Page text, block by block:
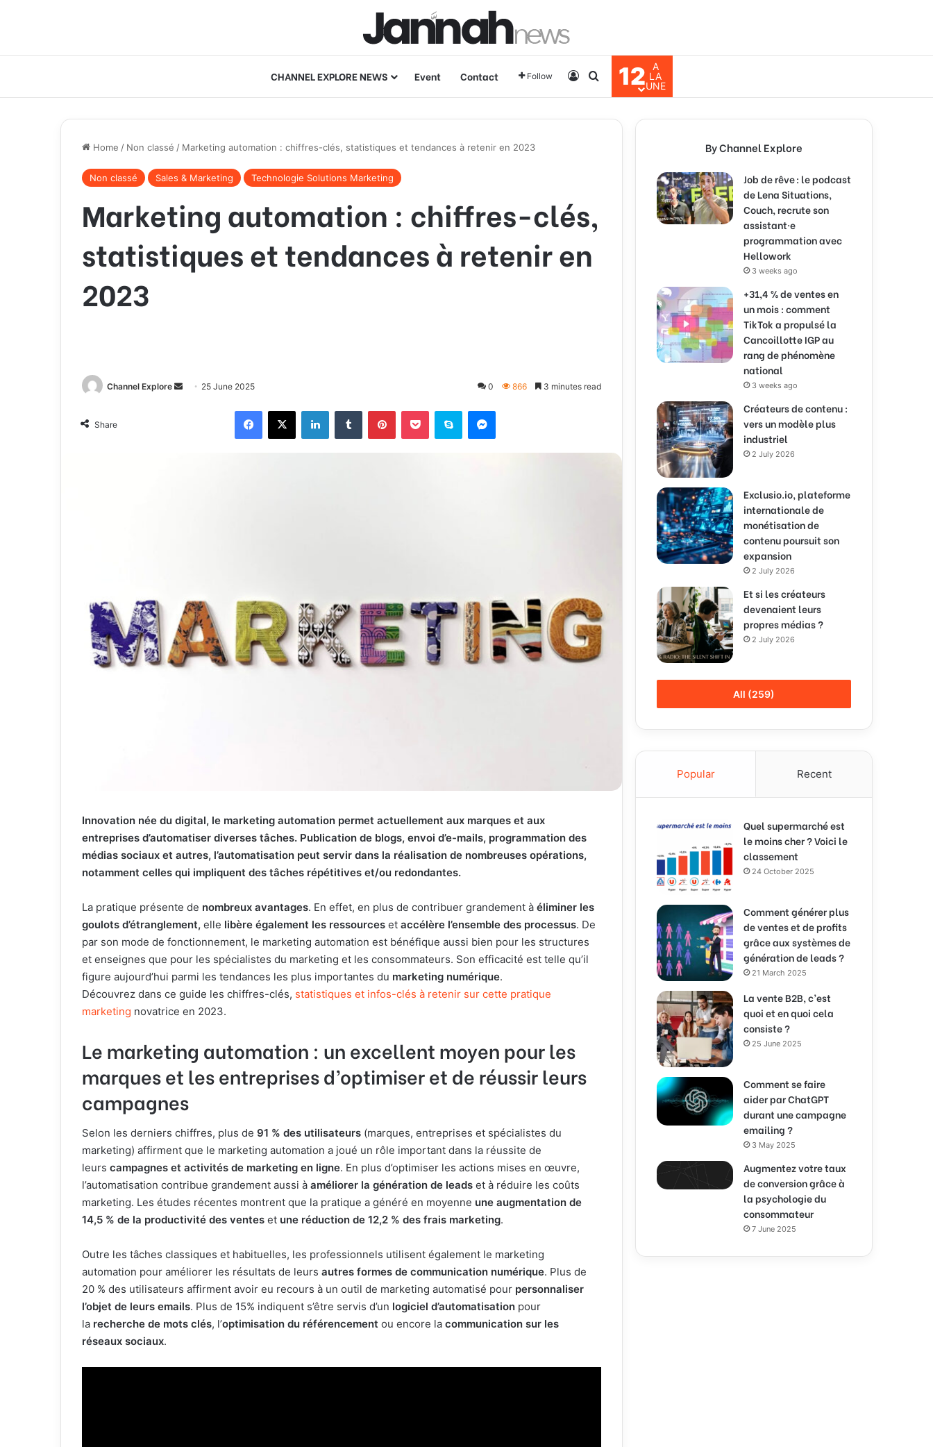
CHANNEL EXPLORE NEWS Event Contact Follow Log InSearch for
12
A
LA
UNE
Home / Non classé / Marketing automation : chiffres-clés, statistiques et tendances à retenir en 2023
Non classé Sales & Marketing Technologie Solutions Marketing
Marketing automation : chiffres-clés,
statistiques et tendances à retenir en
2023
Channel Explore 25 June 2025 0 866 3 minutes read
Share
Innovation née du digital, le marketing automation permet actuellement aux marques et aux
entreprises d’automatiser diverses tâches. Publication de blogs, envoi d’e-mails, programmation des
médias sociaux et autres, l’automatisation peut servir dans la réalisation de nombreuses opérations,
notamment celles qui impliquent des tâches répétitives et/ou redondantes.
La pratique présente de nombreux avantages. En effet, en plus de contribuer grandement à éliminer les
goulots d’étranglement, elle libère également les ressources et accélère l’ensemble des processus. De
par son mode de fonctionnement, le marketing automation est bénéfique aussi bien pour les structures
et enseignes que pour les spécialistes du marketing et les consommateurs. Son efficacité est telle qu’il
figure aujourd’hui parmi les tendances les plus importantes du marketing numérique.
Découvrez dans ce guide les chiffres-clés, statistiques et infos-clés à retenir sur cette pratique
marketing novatrice en 2023.
Le marketing automation : un excellent moyen pour les
marques et les entreprises d’optimiser et de réussir leurs
campagnes
Selon les derniers chiffres, plus de 91 % des utilisateurs (marques, entreprises et spécialistes du
marketing) affirment que le marketing automation a joué un rôle important dans la réussite de
leurs campagnes et activités de marketing en ligne. En plus d’optimiser les actions mises en œuvre,
l’automatisation contribue grandement aussi à améliorer la génération de leads et à réduire les coûts
marketing. Les études récentes montrent que la pratique a généré en moyenne une augmentation de
14,5 % de la productivité des ventes et une réduction de 12,2 % des frais marketing.
Outre les tâches classiques et habituelles, les professionnels utilisent également le marketing
automation pour améliorer les résultats de leurs autres formes de communication numérique. Plus de
20 % des utilisateurs affirment avoir eu recours à un outil de marketing automatisé pour personnaliser
l’objet de leurs emails. Plus de 15% indiquent s’être servis d’un logiciel d’automatisation pour
la recherche de mots clés, l’optimisation du référencement ou encore la communication sur les
réseaux sociaux.
By Channel Explore
Job de rêve : le podcast
de Lena Situations,
Couch, recrute son
assistant·e
programmation avec
Hellowork
3 weeks ago
+31,4 % de ventes en
un mois : comment
TikTok a propulsé la
Cancoillotte IGP au
rang de phénomène
national
3 weeks ago
Créateurs de contenu :
vers un modèle plus
industriel
2 July 2026
Exclusio.io, plateforme
internationale de
monétisation de
contenu poursuit son
expansion
2 July 2026
Et si les créateurs
devenaient leurs
propres médias ?
2 July 2026
All (259)
Popular Recent
Quel supermarché est
le moins cher ? Voici le
classement
24 October 2025
Comment générer plus
de ventes et de profits
grâce aux systèmes de
génération de leads ?
21 March 2025
La vente B2B, c’est
quoi et en quoi cela
consiste ?
25 June 2025
Comment se faire
aider par ChatGPT
durant une campagne
emailing ?
3 May 2025
Augmentez votre taux
de conversion grâce à
la psychologie du
consommateur
7 June 2025